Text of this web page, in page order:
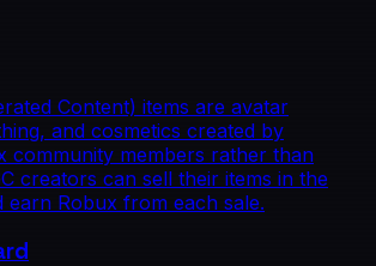
Content) items are avatar
and cosmetics created by
community members rather than
creators can sell their items in the
earn Robux from each sale.